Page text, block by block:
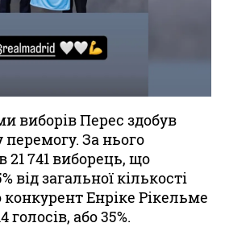
виборів Перес здобув
За нього
21 741 виборець, що
від загальної кількості
конкурент Енріке Рікельме
голосів, або 35%.